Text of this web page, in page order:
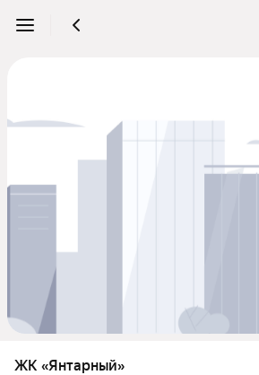
ЖК «Янтарный»